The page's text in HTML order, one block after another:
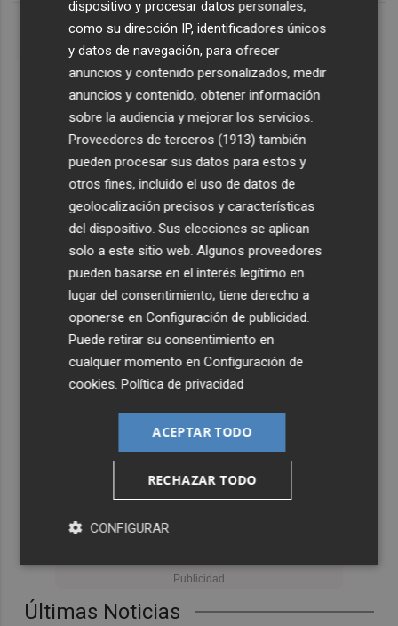
Últimas Noticias
dispositivo y procesar datos personales,
como su dirección IP, identificadores únicos
y datos de navegación, para ofrecer
anuncios y contenido personalizados, medir
anuncios y contenido, obtener información
sobre la audiencia y mejorar los servicios.
Proveedores de terceros (1913) también
pueden procesar sus datos para estos y
otros fines, incluido el uso de datos de
geolocalización precisos y características
del dispositivo. Sus elecciones se aplican
solo a este sitio web. Algunos proveedores
pueden basarse en el interés legítimo en
lugar del consentimiento; tiene derecho a
oponerse enConfiguración de publicidad.
Puede retirar su consentimiento en
cualquier momento enConfiguración de
cookies.Política de privacidad
ACEPTAR TODO
RECHAZAR TODO
CONFIGURAR